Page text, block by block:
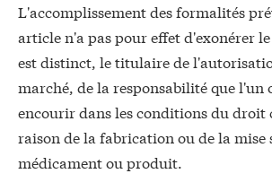
L'accomplissement des formalités
article n'a pas pour effet d'exonérer
est distinct, le titulaire de
marché, de la responsabilité que l'un
encourir dans les conditions du droit
raison de la fabrication ou de la mise
médicament ou produit.